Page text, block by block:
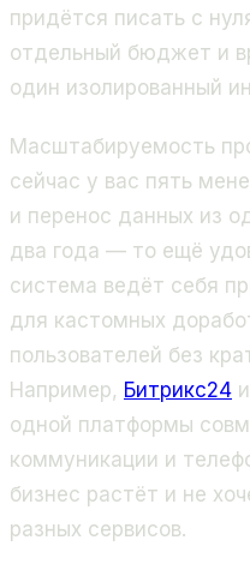
придётся писать с
отдельный бюджет и
один изолированный
Масштабируемость
сейчас у вас пять
и перенос данных из
два года — то ещё
система ведёт себя
для кастомных
пользователей без
Например, Битрикс24
одной платформы
коммуникации и
бизнес растёт и не
разных сервисов.